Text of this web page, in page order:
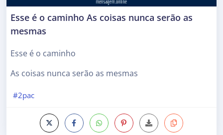
Esse é o caminho As coisas nunca serão as
mesmas
Esse é o caminho
As coisas nunca serão as mesmas
#2pac